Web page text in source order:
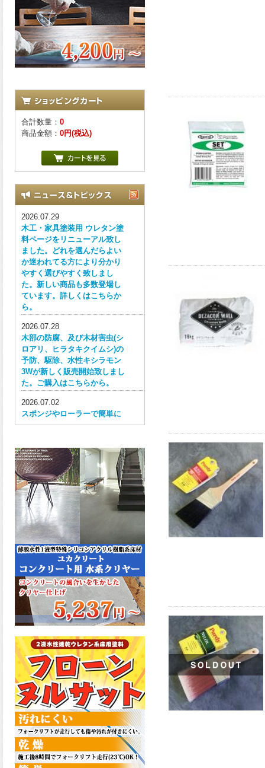
合計数量： 0
商品金額： 0円(税込)
2026.07.29
木工・家具塗装用 ウレタン塗
料ページをリニューアル致し
ました。どれを選んだらよい
か迷われてる方により分かり
やすく選びやすく致しまし
た。新しい商品も多数登場し
ています。詳しくはこちらか
ら。
2026.07.28
木部の防腐、及び木材害虫(シ
ロアリ、ヒラタキクイムシ)の
予防、駆除、水性キシラモン
3Wが新しく販売開始致しまし
た。ご購入はこちらから。
2026.07.02
スポンジやローラーで簡単に
塗ってはがせる目かくし用水
イントが新しく販売開始致し
ました。ご購入はこちらか
ら。
2026.06.30
ウレタン特有の網目構造の反
応塗膜は、強靭で耐衝撃性、
耐擦り傷性、耐摩耗性に優れ
た機能を発揮、フローンフル
トップが新しく販売開始致し
ました。ご購入はこちらか
ら。
2026.06.29
コストを重視しした材料で、
優れた性能と高品質で高度な
防水機能を発揮、フローン12
た。ご購入はこちらから。
2026.06.29
数多くの施工実績を持つ信頼
性の高い塗材 優れた性能と高
品質で高度な防水機能を発
揮、フローン11が新しく販売
開始致しました。ご購入はこ
ちらから。
2026.05.26
コンクリート特有の質感やム